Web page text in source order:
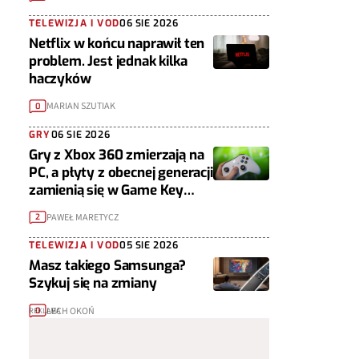
TELEWIZJA I VOD06 SIE 2026
Netflix w końcu naprawił ten
problem. Jest jednak kilka
haczyków
0 MARIAN SZUTIAK
GRY06 SIE 2026
Gry z Xbox 360 zmierzają na
PC, a płyty z obecnej generacji
zamienią się w Game Key
Cardy
2 PAWEŁ MARETYCZ
TELEWIZJA I VOD05 SIE 2026
Masz takiego Samsunga?
Szykuj się na zmiany
0 LECH OKOŃ